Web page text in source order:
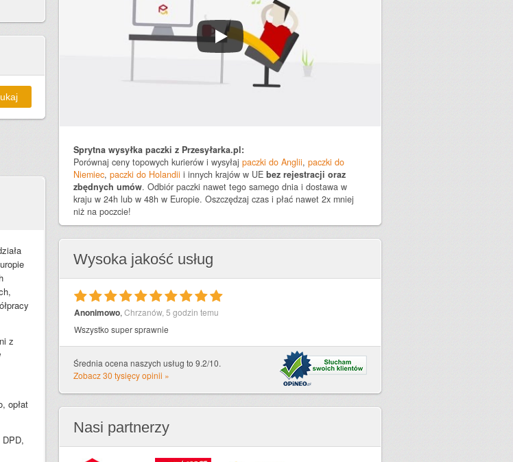
z
opłat
DPD,
Sprytna wysyłka paczki z Przesyłarka.pl:
Porównaj ceny topowych kurierów i wysyłaj paczki do Anglii, paczki do
Niemiec, paczki do Holandii i innych krajów w UE bez rejestracji oraz
zbędnych umów. Odbiór paczki nawet tego samego dnia i dostawa w
kraju w 24h lub w 48h w Europie. Oszczędzaj czas i płać nawet 2x mniej
niż na poczcie!
Wysoka jakość usług
10
Anonimowo, Chrzanów, 5 godzin temu
Wszystko super sprawnie
Średnia ocena naszych usług to 9.2/10.
Zobacz 30 tysięcy opinii »
Nasi partnerzy